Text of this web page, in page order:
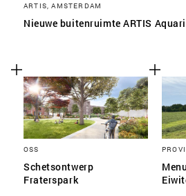
ARTIS, AMSTERDAM
Nieuwe buitenruimte ARTIS
OSS
Schetsontwerp
Fraterspark